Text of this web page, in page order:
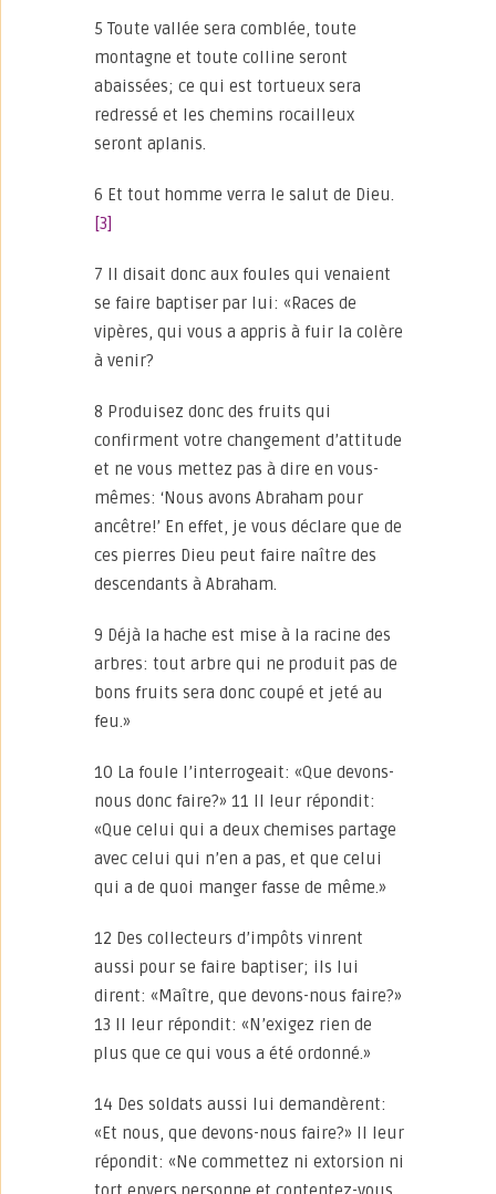
5 Toute vallée sera comblée, toute
montagne et toute colline seront
abaissées; ce qui est tortueux sera
redressé et les chemins rocailleux
seront aplanis.
6 Et tout homme verra le salut de Dieu.
[3]
7 Il disait donc aux foules qui venaient
se faire baptiser par lui: «Races de
vipères, qui vous a appris à fuir la colère
à venir?
8 Produisez donc des fruits qui
confirment votre changement d’attitude
et ne vous mettez pas à dire en vous-
mêmes: ‘Nous avons Abraham pour
ancêtre!’ En effet, je vous déclare que de
ces pierres Dieu peut faire naître des
descendants à Abraham.
9 Déjà la hache est mise à la racine des
arbres: tout arbre qui ne produit pas de
bons fruits sera donc coupé et jeté au
feu.»
10 La foule l’interrogeait: «Que devons-
nous donc faire?» 11 Il leur répondit:
«Que celui qui a deux chemises partage
avec celui qui n’en a pas, et que celui
qui a de quoi manger fasse de même.»
12 Des collecteurs d’impôts vinrent
aussi pour se faire baptiser; ils lui
dirent: «Maître, que devons-nous faire?»
13 Il leur répondit: «N’exigez rien de
plus que ce qui vous a été ordonné.»
14 Des soldats aussi lui demandèrent:
«Et nous, que devons-nous faire?» Il leur
répondit: «Ne commettez ni extorsion ni